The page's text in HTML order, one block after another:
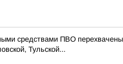
средствами ПВО
Тульской...